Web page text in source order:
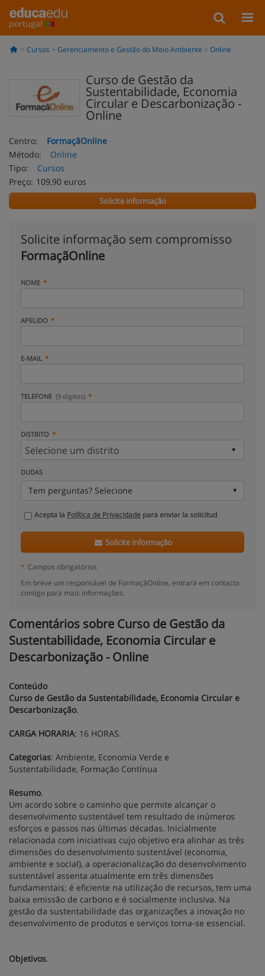
portugal
Cursos Gerenciamento e Gestão do Meio Ambiente Online
Curso de Gestão da
Sustentabilidade, Economia
Circular e Descarbonização -
Online
Centro:
FormaçãOnline
Método:
Online
Tipo:
Cursos
Preço: 109,90 euros
Solicite informação
Solicite informação sem compromisso
FormaçãOnline
NOME
APELIDO
E-MAIL
TELEFONE (9 dígitos)
DISTRITO
DUDAS
Tem perguntas? Selecione
Acepta la Política de Privacidade para enviar la solicitud
Solicite informação
* Campos obrigatórios
Em breve um responsável de FormaçãOnline, entrará em contacto
contigo para mais informações.
Comentários sobre Curso de Gestão da
Sustentabilidade, Economia Circular e
Descarbonização - Online
Conteúdo
Curso de Gestão da Sustentabilidade, Economia Circular e
Descarbonização.
CARGA HORARIA: 16 HORAS.
Categorias: Ambiente, Economia Verde e
Sustentabilidade, Formação Contínua
Resumo.
Um acordo sobre o caminho que permite alcançar o
desenvolvimento sustentável tem resultado de inúmeros
esforços e passos nas últimas décadas. Inicialmente
relacionada com iniciativas cujo objetivo era alinhar as três
dimensões do desenvolvimento sustentável (economia,
ambiente e social), a operacionalização do desenvolvimento
sustentável assenta atualmente em três dimensões
fundamentais: é eficiente na utilização de recursos, tem uma
baixa emissão de carbono e é socialmente inclusiva. Na
gestão da sustentabilidade das organizações a inovação no
desenvolvimento de produtos e serviços torna-se essencial.
Objetivos.